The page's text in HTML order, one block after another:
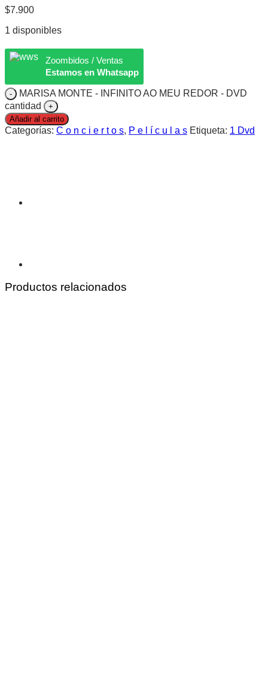
$7.900
1 disponibles
Zoombidos / Ventas
Estamos en Whatsapp
MARISA MONTE - INFINITO AO MEU REDOR - DVD
cantidad
Añadir al carrito
Categorías: C o n c i e r t o s, P e l í c u l a s Etiqueta: 1 Dvd
Productos relacionados